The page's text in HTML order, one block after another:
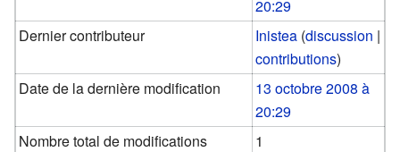
20:29
Dernier contributeur
Inistea (discussion |
contributions)
Date de la dernière modification
13 octobre 2008 à
20:29
Nombre total de modifications
1